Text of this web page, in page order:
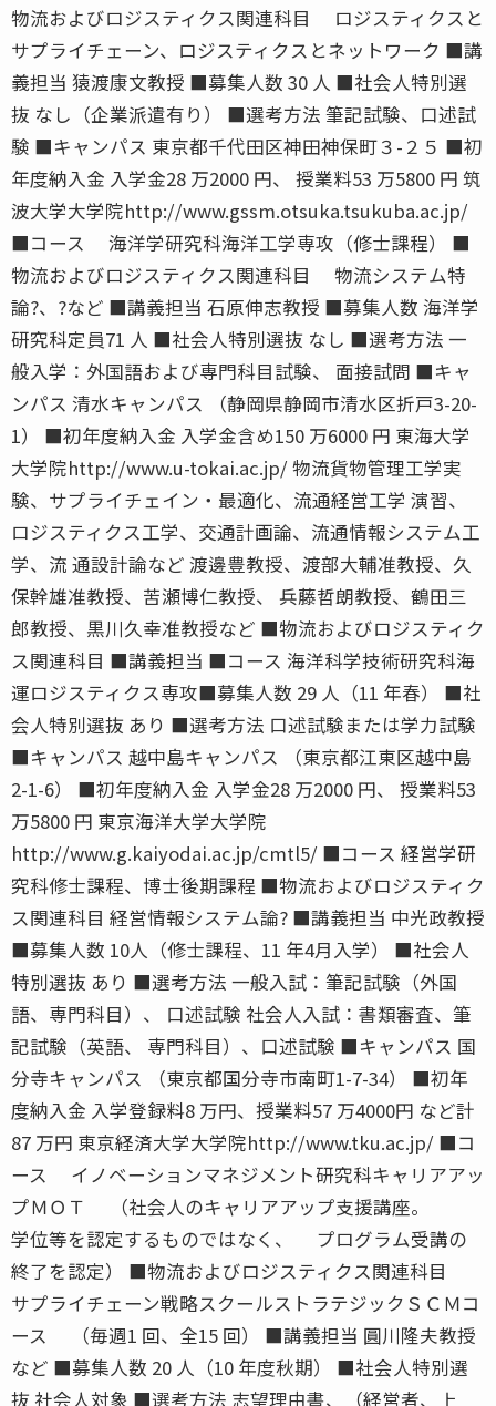
物流およびロジスティクス関連科目 ロジスティクスと
サプライチェーン、ロジスティクスとネットワーク ■講
義担当 猿渡康文教授 ■募集人数 30 人 ■社会人特別選
抜 なし（企業派遣有り） ■選考方法 筆記試験、口述試
験 ■キャンパス 東京都千代田区神田神保町３-２５ ■初
年度納入金 入学金28 万2000 円、 授業料53 万5800 円 筑
波大学大学院http://www.gssm.otsuka.tsukuba.ac.jp/
■コース 海洋学研究科海洋工学専攻（修士課程） ■
物流およびロジスティクス関連科目 物流システム特
論?、?など ■講義担当 石原伸志教授 ■募集人数 海洋学
研究科定員71 人 ■社会人特別選抜 なし ■選考方法 一
般入学：外国語および専門科目試験、 面接試問 ■キャ
ンパス 清水キャンパス （静岡県静岡市清水区折戸3-20-
1） ■初年度納入金 入学金含め150 万6000 円 東海大学
大学院http://www.u-tokai.ac.jp/ 物流貨物管理工学実
験、サプライチェイン・最適化、流通経営工学 演習、
ロジスティクス工学、交通計画論、流通情報システム工
学、流 通設計論など 渡邊豊教授、渡部大輔准教授、久
保幹雄准教授、苦瀬博仁教授、 兵藤哲朗教授、鶴田三
郎教授、黒川久幸准教授など ■物流およびロジスティク
ス関連科目 ■講義担当 ■コース 海洋科学技術研究科海
運ロジスティクス専攻■募集人数 29 人（11 年春） ■社
会人特別選抜 あり ■選考方法 口述試験または学力試験
■キャンパス 越中島キャンパス （東京都江東区越中島
2-1-6） ■初年度納入金 入学金28 万2000 円、 授業料53
万5800 円 東京海洋大学大学院
http://www.g.kaiyodai.ac.jp/cmtl5/ ■コース 経営学研
究科修士課程、博士後期課程 ■物流およびロジスティク
ス関連科目 経営情報システム論? ■講義担当 中光政教授
■募集人数 10人（修士課程、11 年4月入学） ■社会人
特別選抜 あり ■選考方法 一般入試：筆記試験（外国
語、専門科目）、 口述試験 社会人入試：書類審査、筆
記試験（英語、 専門科目）、口述試験 ■キャンパス 国
分寺キャンパス （東京都国分寺市南町1-7-34） ■初年
度納入金 入学登録料8 万円、授業料57 万4000円 など計
87 万円 東京経済大学大学院http://www.tku.ac.jp/ ■コ
ース イノベーションマネジメント研究科キャリアアッ
プＭＯＴ （社会人のキャリアアップ支援講座。
学位等を認定するものではなく、 プログラム受講の
終了を認定） ■物流およびロジスティクス関連科目
サプライチェーン戦略スクールストラテジックＳＣＭコ
ース （毎週1 回、全15 回） ■講義担当 圓川隆夫教授
など ■募集人数 20 人（10 年度秋期） ■社会人特別選
抜 社会人対象 ■選考方法 志望理由書、（経営者、上